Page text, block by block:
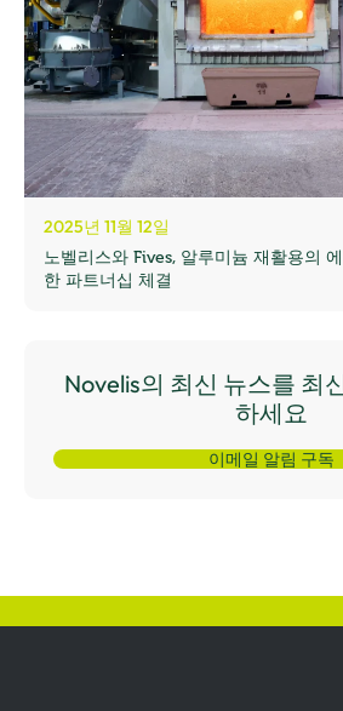
2025년 11월 12일
노벨리스와 Fives, 알루미늄 재활용의
한 파트너십 체결
Novelis의 최신 뉴스를 최
하세요
이메일 알림 구독